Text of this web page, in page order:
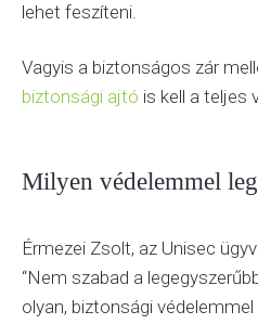
lehet feszíteni.
Vagyis a biztonságos zár
biztonsági ajtó is kell a teljes
Milyen védelemmel
Érmezei Zsolt, az Unisec
“Nem szabad a
olyan, biztonsági